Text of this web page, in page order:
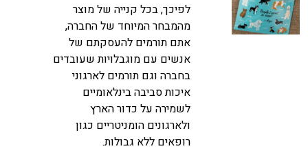
לפיכך, בכל קנייה של מוצר
מהמבחר המיוחד של החברה,
אתם תורמים להעסקתם של
אנשים עם מוגבלויות שעובדים
בחברה וגם תורמים לארגוני
איכות סביבה בינלאומיים
לשמירה על כדור הארץ
ולארגונים הומניטריים כגון
רופאים ללא גבולות.